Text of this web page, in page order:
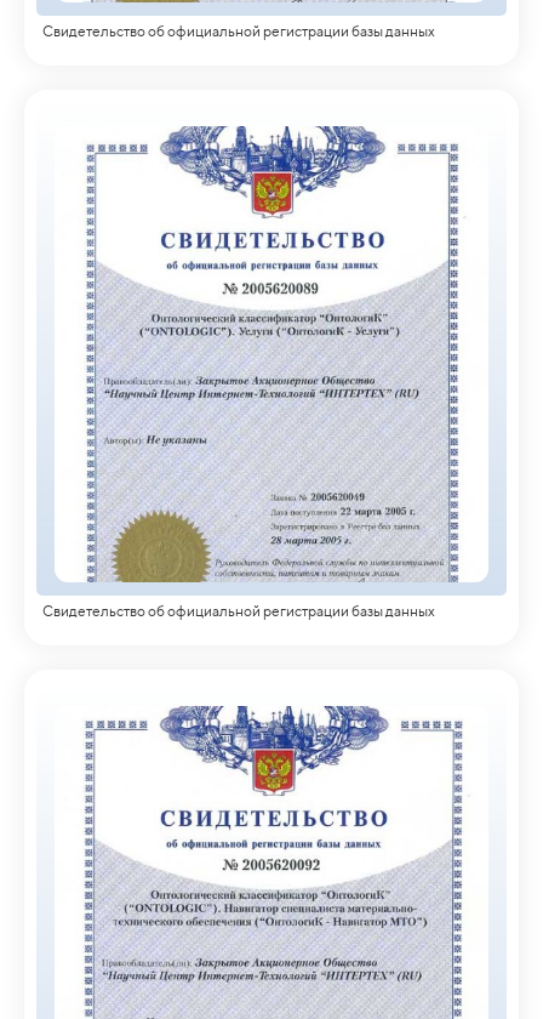
Свидетельство об официальной регистрации базы данных
Свидетельство об официальной регистрации базы данных